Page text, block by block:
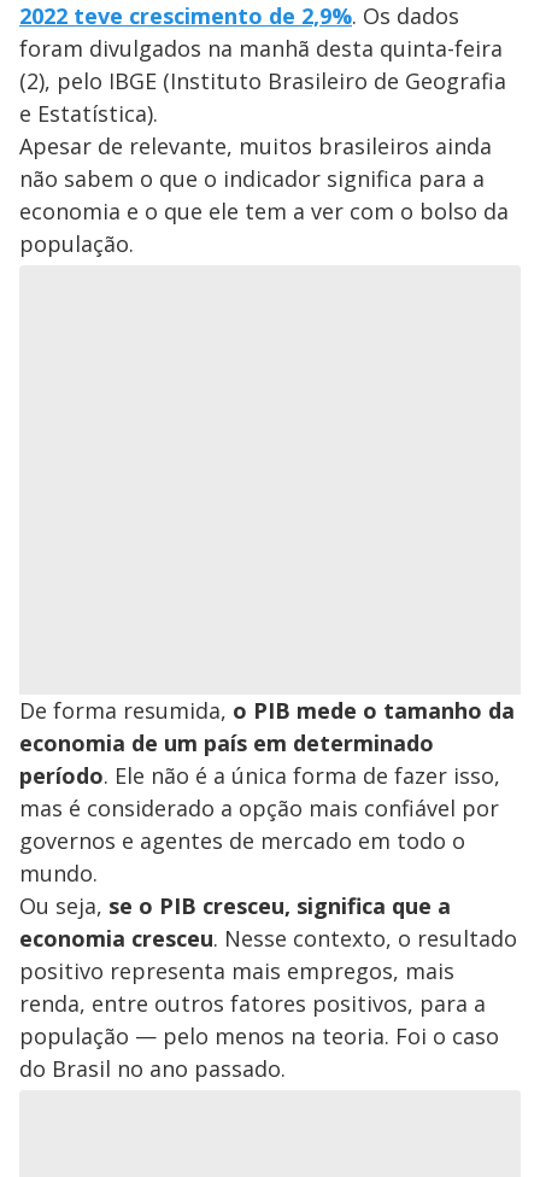
2022 teve crescimento de 2,9%. Os dados
foram divulgados na manhã desta quinta-feira
(2), pelo IBGE (Instituto Brasileiro de Geografia
e Estatística).
Apesar de relevante, muitos brasileiros ainda
não sabem o que o indicador significa para a
economia e o que ele tem a ver com o bolso da
população.
De forma resumida, o PIB mede o tamanho da
economia de um país em determinado
período. Ele não é a única forma de fazer isso,
mas é considerado a opção mais confiável por
governos e agentes de mercado em todo o
mundo.
Ou seja, se o PIB cresceu, significa que a
economia cresceu. Nesse contexto, o resultado
positivo representa mais empregos, mais
renda, entre outros fatores positivos, para a
população — pelo menos na teoria. Foi o caso
do Brasil no ano passado.